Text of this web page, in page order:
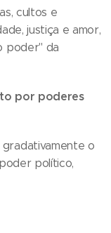
cultos e
justiça e amor,
poder" da
por poderes
o
político,